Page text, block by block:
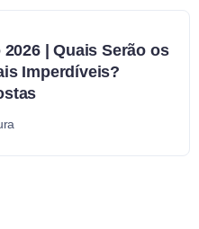
| Quais Serão os
Imperdíveis?